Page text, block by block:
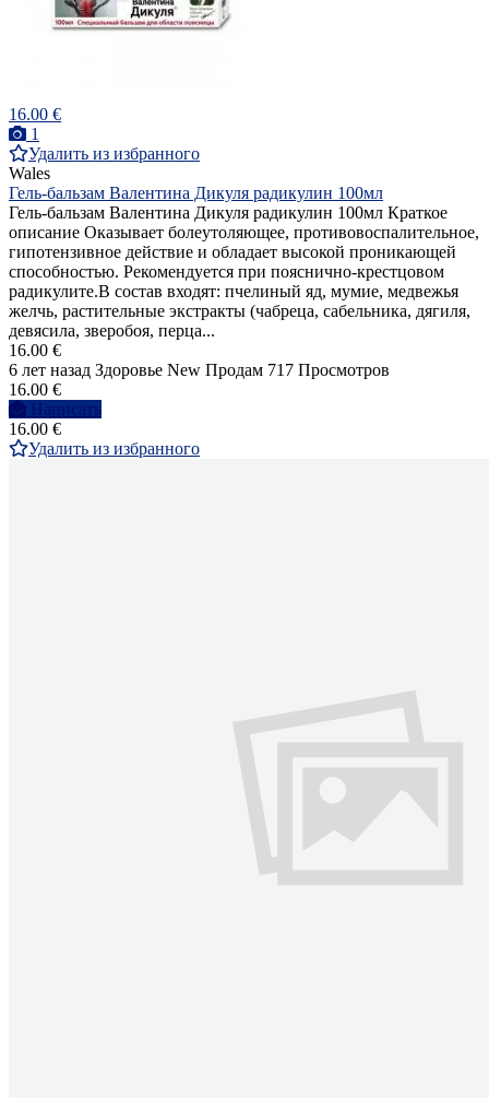
16.00 €
1
Удалить из избранного
Wales
Гель-бальзам Валентина Дикуля радикулин 100мл
Гель-бальзам Валентина Дикуля радикулин 100мл Краткое
описание Оказывает болеутоляющее, противовоспалительное,
гипотензивное действие и обладает высокой проникающей
способностью. Рекомендуется при пояснично-крестцовом
радикулите.В состав входят: пчелиный яд, мумие, медвежья
желчь, растительные экстракты (чабреца, сабельника, дягиля,
девясила, зверобоя, перца...
16.00 €
6 лет назад Здоровье New Продам 717 Просмотров
16.00 €
Написать
16.00 €
Удалить из избранного